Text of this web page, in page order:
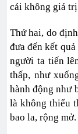
cái không giá
Thứ hai, do
đưa đến kết
người ta tiến
thấp, như
hành động như
là không thiếu
bao la, rộng mở.